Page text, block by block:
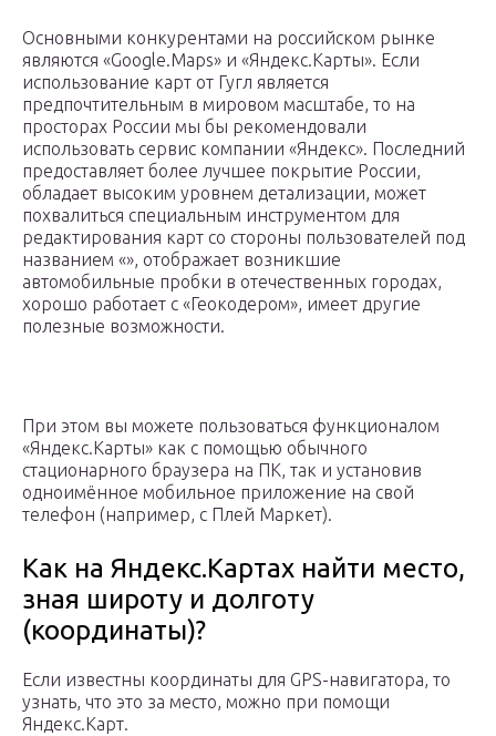
Основными конкурентами на российском рынке
являются «Google.Maps» и «Яндекс.Карты». Если
использование карт от Гугл является
предпочтительным в мировом масштабе, то на
просторах России мы бы рекомендовали
использовать сервис компании «Яндекс». Последний
предоставляет более лучшее покрытие России,
обладает высоким уровнем детализации, может
похвалиться специальным инструментом для
редактирования карт со стороны пользователей под
названием «», отображает возникшие
автомобильные пробки в отечественных городах,
хорошо работает с «Геокодером», имеет другие
полезные возможности.
При этом вы можете пользоваться функционалом
«Яндекс.Карты» как с помощью обычного
стационарного браузера на ПК, так и установив
одноимённое мобильное приложение на свой
телефон (например, с Плей Маркет).
Как на Яндекс.Картах найти место,
зная широту и долготу
(координаты)?
Если известны координаты для GPS-навигатора, то
узнать, что это за место, можно при помощи
Яндекс.Карт.